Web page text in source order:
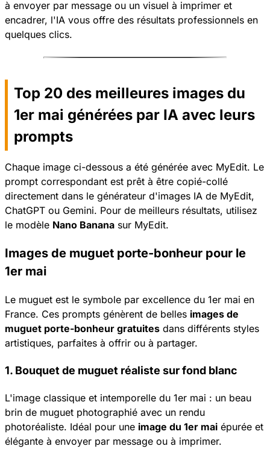
à envoyer par message ou un visuel à imprimer et
encadrer, l'IA vous offre des résultats professionnels en
quelques clics.
Top 20 des meilleures images du
1er mai générées par IA avec leurs
prompts
Chaque image ci-dessous a été générée avec MyEdit. Le
prompt correspondant est prêt à être copié-collé
directement dans le générateur d'images IA de MyEdit,
ChatGPT ou Gemini. Pour de meilleurs résultats, utilisez
le modèle Nano Banana sur MyEdit.
Images de muguet porte-bonheur pour le
1er mai
Le muguet est le symbole par excellence du 1er mai en
France. Ces prompts génèrent de belles images de
muguet porte-bonheur gratuites dans différents styles
artistiques, parfaites à offrir ou à partager.
1. Bouquet de muguet réaliste sur fond blanc
L'image classique et intemporelle du 1er mai : un beau
brin de muguet photographié avec un rendu
photoréaliste. Idéal pour une image du 1er mai épurée et
élégante à envoyer par message ou à imprimer.